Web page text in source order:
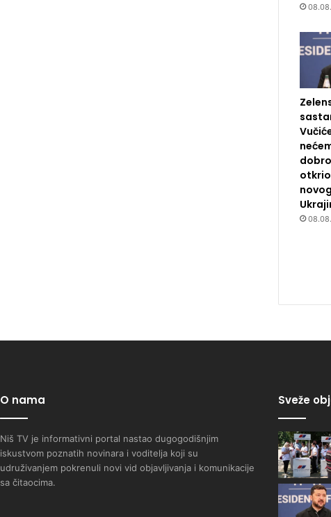
O nama
Niš TV je informativni portal nastao dugogodišnjim
iskustvom poznatih novinara i voditelja koji su
udruživanjem pokrenuli novi vid objavljivanja i komunikacije
sa čitaocima.
Sveže